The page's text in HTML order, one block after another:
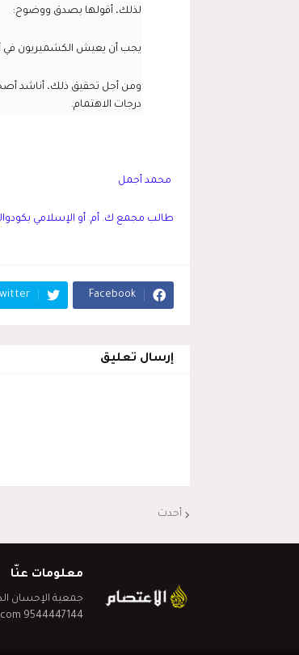
لذلك، أقولها بصدق ووضوح:
يجب أن يعيش الكشميريون في
ومن أجل تحقيق ذلك، أناشد
درجات الاهتمام.
محمد أجمل
طالب مجمع ك. أم. أو الإسلامي
Facebook
إرسال تعليق
أحدث
معلومات عنّا
9544447144